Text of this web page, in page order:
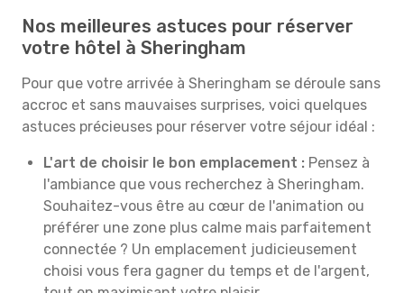
Nos meilleures astuces pour réserver
votre hôtel à Sheringham
Pour que votre arrivée à Sheringham se déroule sans
accroc et sans mauvaises surprises, voici quelques
astuces précieuses pour réserver votre séjour idéal :
L'art de choisir le bon emplacement : Pensez à
l'ambiance que vous recherchez à Sheringham.
Souhaitez-vous être au cœur de l'animation ou
préférer une zone plus calme mais parfaitement
connectée ? Un emplacement judicieusement
choisi vous fera gagner du temps et de l'argent,